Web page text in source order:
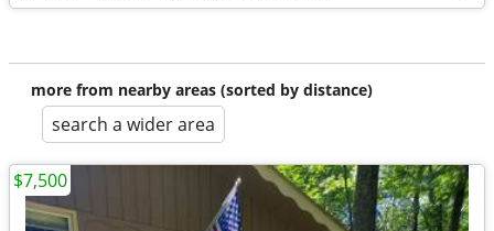
more from nearby areas (sorted by distance)
search a wider area
$7,500